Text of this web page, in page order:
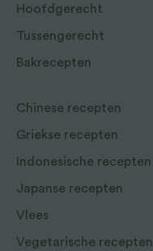
Hoofdgerecht
Tussengerecht
Bakrecepten
Chinese recepten
Griekse recepten
Indonesische recepten
Japanse recepten
Vlees
Vegetarische recepten